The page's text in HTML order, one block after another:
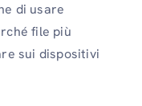
di usare
file più
sui dispositivi